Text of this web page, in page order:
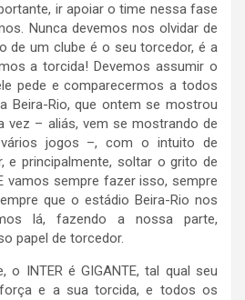
ir apoiar o time nessa fase
Nunca devemos nos olvidar de
de um clube é o seu torcedor, é a
a torcida! Devemos assumir o
pede e comparecermos a todos
Beira-Rio, que ontem se mostrou
vez – aliás, vem se mostrando de
jogos –, com o intuito de
e principalmente, soltar o grito de
vamos sempre fazer isso, sempre
que o estádio Beira-Rio nos
lá, fazendo a nossa parte,
papel de torcedor.
o INTER é GIGANTE, tal qual seu
e a sua torcida, e todos os